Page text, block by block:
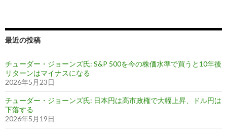
最近の投稿
チューダー・ジョーンズ氏: S&P 500を今の株価水準で買うと10年後
リターンはマイナスになる
2026年5月23日
チューダー・ジョーンズ氏: 日本円は高市政権で大幅上昇、ドル円は
下落する
2026年5月19日